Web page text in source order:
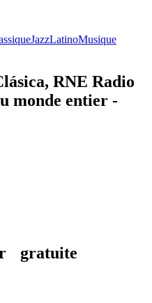
JazzLatinoMusique
RNE Radio
monde entier -
gratuite